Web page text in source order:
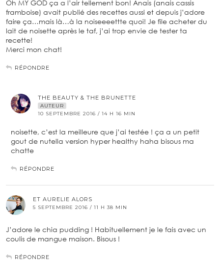
Oh MY GOD ça a l’air tellement bon! Anais (anais cassis
framboise) avait publié des recettes aussi et depuis j’adore
faire ça…mais là…à la noiseeeettte quoi! Je file acheter du
lait de noisette après le taf, j’ai trop envie de tester ta
recette!
Merci mon chat!
RÉPONDRE
THE BEAUTY & THE BRUNETTE
AUTEUR
10 SEPTEMBRE 2016 / 14 H 16 MIN
noisette, c’est la meilleure que j’ai testée ! ça a un petit
gout de nutella version hyper healthy haha bisous ma
chatte
RÉPONDRE
ET AURELIE ALORS
5 SEPTEMBRE 2016 / 11 H 38 MIN
J’adore le chia pudding ! Habituellement je le fais avec un
coulis de mangue maison. Bisous !
RÉPONDRE